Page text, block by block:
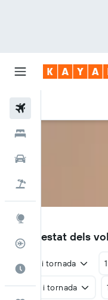
Rastrejador
El millor moment
KTB
Vols i estat dels
Anada i tornada
Anada i tornada